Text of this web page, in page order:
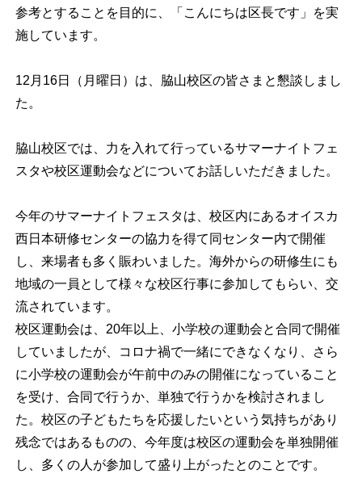
参考とすることを目的に、「こんにちは区長です」を実
施しています。
12月16日（月曜日）は、脇山校区の皆さまと懇談しまし
た。
脇山校区では、力を入れて行っているサマーナイトフェ
スタや校区運動会などについてお話しいただきました。
今年のサマーナイトフェスタは、校区内にあるオイスカ
西日本研修センターの協力を得て同センター内で開催
し、来場者も多く賑わいました。海外からの研修生にも
地域の一員として様々な校区行事に参加してもらい、交
流されています。
校区運動会は、20年以上、小学校の運動会と合同で開催
していましたが、コロナ禍で一緒にできなくなり、さら
に小学校の運動会が午前中のみの開催になっていること
を受け、合同で行うか、単独で行うかを検討されまし
た。校区の子どもたちを応援したいという気持ちがあり
残念ではあるものの、今年度は校区の運動会を単独開催
し、多くの人が参加して盛り上がったとのことです。